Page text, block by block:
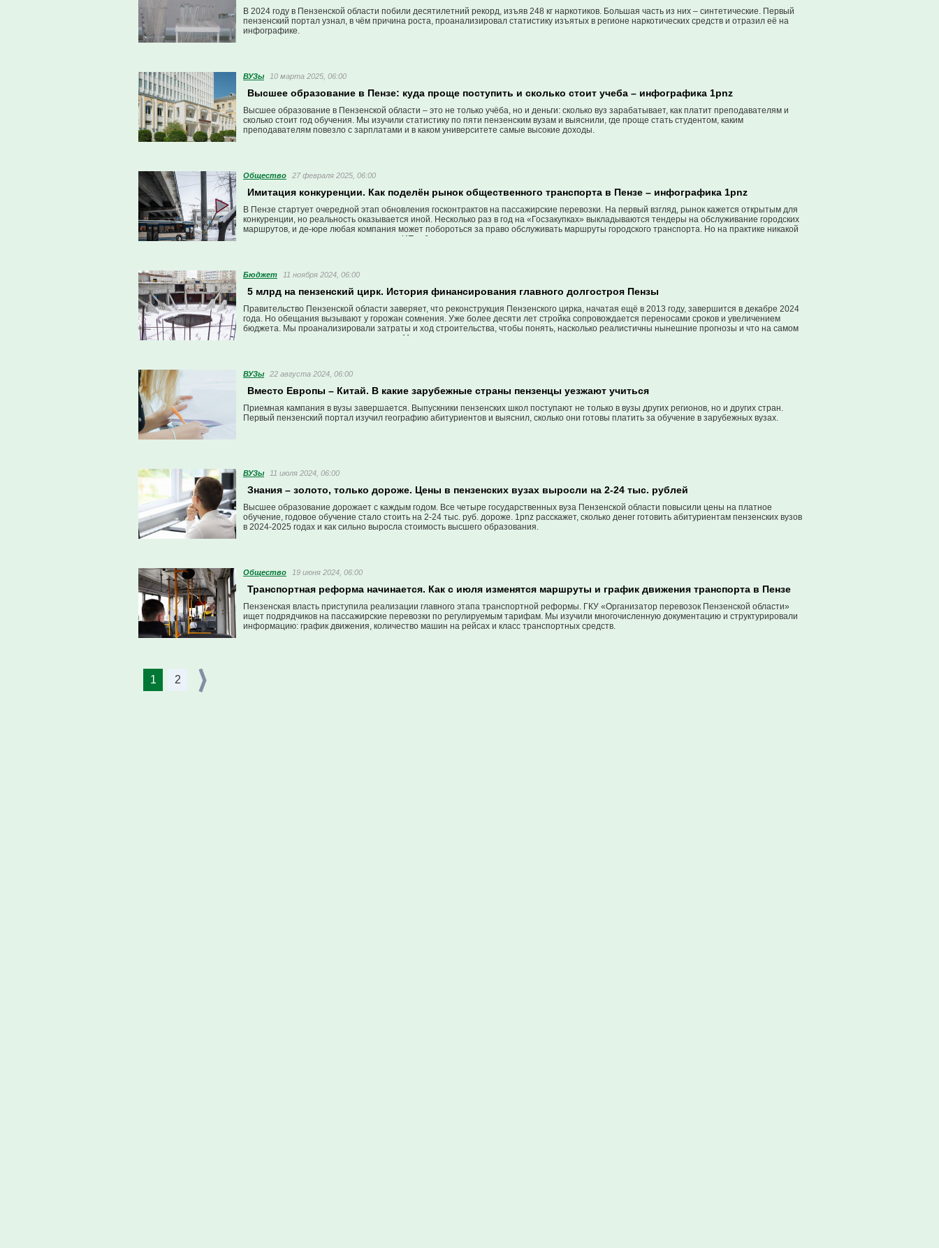
В 2024 году в Пензенской области побили десятилетний рекорд, изъяв 248 кг наркотиков. Большая часть из них – синтетические. Первый
пензенский портал узнал, в чём причина роста, проанализировал статистику изъятых в регионе наркотических средств и отразил её на
инфографике.
ВУЗы 10 марта 2025, 06:00
Высшее образование в Пензе: куда проще поступить и сколько стоит учеба – инфографика 1pnz
Высшее образование в Пензенской области – это не только учёба, но и деньги: сколько вуз зарабатывает, как платит преподавателям и
сколько стоит год обучения. Мы изучили статистику по пяти пензенским вузам и выяснили, где проще стать студентом, каким
преподавателям повезло с зарплатами и в каком университете самые высокие доходы.
Общество 27 февраля 2025, 06:00
Имитация конкуренции. Как поделён рынок общественного транспорта в Пензе – инфографика 1pnz
В Пензе стартует очередной этап обновления госконтрактов на пассажирские перевозки. На первый взгляд, рынок кажется открытым для
конкуренции, но реальность оказывается иной. Несколько раз в год на «Госзакупках» выкладываются тендеры на обслуживание городских
маршрутов, и де-юре любая компания может побороться за право обслуживать маршруты городского транспорта. Но на практике никакой
конкуренции нет: почти все компании и ИП, обслуживающие транспорт, принадлежат двум транспортным гигантам.
Бюджет 11 ноября 2024, 06:00
5 млрд на пензенский цирк. История финансирования главного долгостроя Пензы
Правительство Пензенской области заверяет, что реконструкция Пензенского цирка, начатая ещё в 2013 году, завершится в декабре 2024
года. Но обещания вызывают у горожан сомнения. Уже более десяти лет стройка сопровождается переносами сроков и увеличением
бюджета. Мы проанализировали затраты и ход строительства, чтобы понять, насколько реалистичны нынешние прогнозы и что на самом
деле происходило с цирком последние 11 лет.
ВУЗы 22 августа 2024, 06:00
Вместо Европы – Китай. В какие зарубежные страны пензенцы уезжают учиться
Приемная кампания в вузы завершается. Выпускники пензенских школ поступают не только в вузы других регионов, но и других стран.
Первый пензенский портал изучил географию абитуриентов и выяснил, сколько они готовы платить за обучение в зарубежных вузах.
ВУЗы 11 июля 2024, 06:00
Знания – золото, только дороже. Цены в пензенских вузах выросли на 2-24 тыс. рублей
Высшее образование дорожает с каждым годом. Все четыре государственных вуза Пензенской области повысили цены на платное
обучение, годовое обучение стало стоить на 2-24 тыс. руб. дороже. 1pnz расскажет, сколько денег готовить абитуриентам пензенских вузов
в 2024-2025 годах и как сильно выросла стоимость высшего образования.
Общество 19 июня 2024, 06:00
Транспортная реформа начинается. Как с июля изменятся маршруты и график движения транспорта в Пензе
Пензенская власть приступила реализации главного этапа транспортной реформы. ГКУ «Организатор перевозок Пензенской области»
ищет подрядчиков на пассажирские перевозки по регулируемым тарифам. Мы изучили многочисленную документацию и структурировали
информацию: график движения, количество машин на рейсах и класс транспортных средств.
1 2